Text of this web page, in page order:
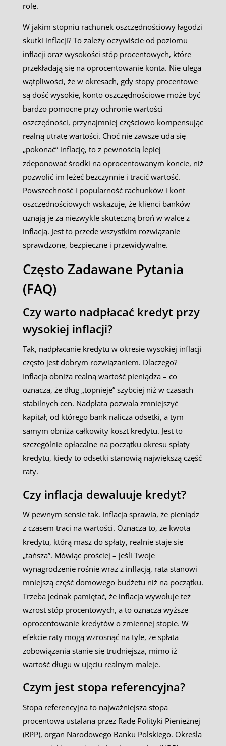
rolę.
W jakim stopniu rachunek oszczędnościowy łagodzi
skutki inflacji? To zależy oczywiście od poziomu
inflacji oraz wysokości stóp procentowych, które
przekładają się na oprocentowanie konta. Nie ulega
wątpliwości, że w okresach, gdy stopy procentowe
są dość wysokie, konto oszczędnościowe może być
bardzo pomocne przy ochronie wartości
oszczędności, przynajmniej częściowo kompensując
realną utratę wartości. Choć nie zawsze uda się
„pokonać” inflację, to z pewnością lepiej
zdeponować środki na oprocentowanym koncie, niż
pozwolić im leżeć bezczynnie i tracić wartość.
Powszechność i popularność rachunków i kont
oszczędnościowych wskazuje, że klienci banków
uznają je za niezwykle skuteczną broń w walce z
inflacją. Jest to przede wszystkim rozwiązanie
sprawdzone, bezpieczne i przewidywalne.
Często Zadawane Pytania
(FAQ)
Czy warto nadpłacać kredyt przy
wysokiej inflacji?
Tak, nadpłacanie kredytu w okresie wysokiej inflacji
często jest dobrym rozwiązaniem. Dlaczego?
Inflacja obniża realną wartość pieniądza – co
oznacza, że dług „topnieje” szybciej niż w czasach
stabilnych cen. Nadpłata pozwala zmniejszyć
kapitał, od którego bank nalicza odsetki, a tym
samym obniża całkowity koszt kredytu. Jest to
szczególnie opłacalne na początku okresu spłaty
kredytu, kiedy to odsetki stanowią największą część
raty.
Czy inflacja dewaluuje kredyt?
W pewnym sensie tak. Inflacja sprawia, że pieniądz
z czasem traci na wartości. Oznacza to, że kwota
kredytu, którą masz do spłaty, realnie staje się
„tańsza”. Mówiąc prościej – jeśli Twoje
wynagrodzenie rośnie wraz z inflacją, rata stanowi
mniejszą część domowego budżetu niż na początku.
Trzeba jednak pamiętać, że inflacja wywołuje też
wzrost stóp procentowych, a to oznacza wyższe
oprocentowanie kredytów o zmiennej stopie. W
efekcie raty mogą wzrosnąć na tyle, że spłata
zobowiązania stanie się trudniejsza, mimo iż
wartość długu w ujęciu realnym maleje.
Czym jest stopa referencyjna?
Stopa referencyjna to najważniejsza stopa
procentowa ustalana przez Radę Polityki Pieniężnej
(RPP), organ Narodowego Banku Polskiego. Określa